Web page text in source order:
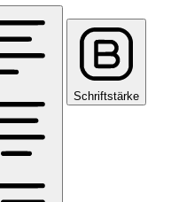
Schriftstärke